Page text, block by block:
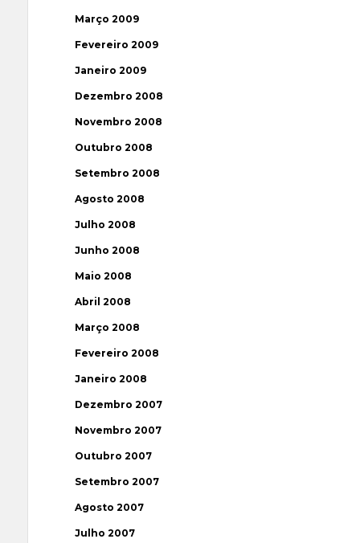
Março 2009
Fevereiro 2009
Janeiro 2009
Dezembro 2008
Novembro 2008
Outubro 2008
Setembro 2008
Agosto 2008
Julho 2008
Junho 2008
Maio 2008
Abril 2008
Março 2008
Fevereiro 2008
Janeiro 2008
Dezembro 2007
Novembro 2007
Outubro 2007
Setembro 2007
Agosto 2007
Julho 2007